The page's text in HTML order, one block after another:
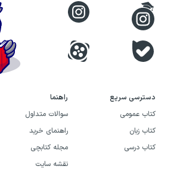
دسترسی سریع
کتاب عمومی
کتاب زبان
کتاب درسی
راهنما
سوالات متداول
راهنمای خرید
مجله کتابچی
نقشه سایت